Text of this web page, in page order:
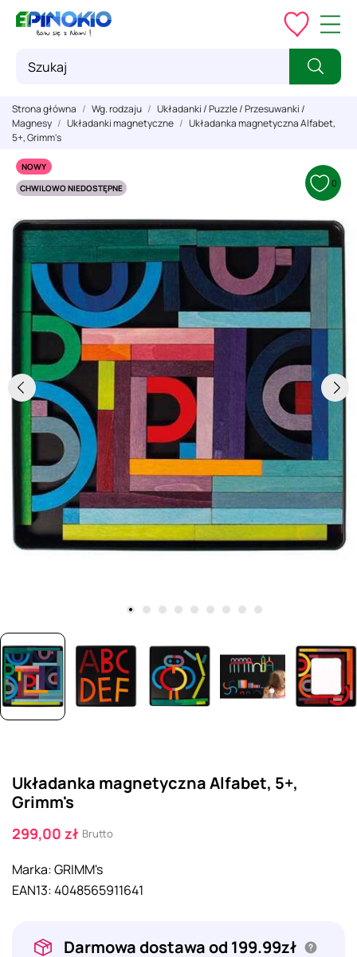
Strona główna Wg. rodzaju
Układanki / Puzzle / Przesuwanki /
Magnesy
Układanki magnetyczne
Układanka magnetyczna Alfabet,
5+, Grimm's
NOWY
CHWILOWO NIEDOSTĘPNE
0
Układanka magnetyczna Alfabet, 5+,
Grimm's
299,00 zł Brutto
Marka:GRIMM's
EAN13:4048565911641
Darmowa dostawa od 199.99zł